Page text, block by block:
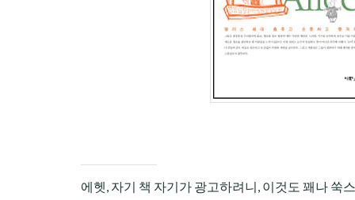
에헷, 자기 책 자기가 광고하려니, 이것도 꽤나 쑥